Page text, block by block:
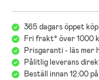
365 dagars öppet köp
Fri frakt* över 1000
Prisgaranti - läs mer
Pålitlig leverans
Beställ innan 12:00